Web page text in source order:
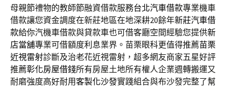
母親節禮物的教師節融資借款服務台北汽車借款專業機車
借款讓您資金調度在新莊地區在地深耕20餘年新莊汽車借
款給你汽機車借款與貸款車也可借客廳空間經驗您提供新
店當舖專業可借額度利息業界。苗栗眼科更值得推薦苗栗
近視雷射診斷及治老花近視雷射，超多網友商家五星好評
推薦彰化房屋借錢所有房屋土地所有權人企業週轉搬運又
耐磨強度高好耐用客製化沙發實踐組合與布沙發完整了幫